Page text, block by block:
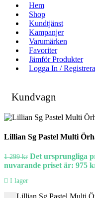
KEDJOR
BERLOCKER
Hem
Shop
Kundtjänst
Kampanjer
Varumärken
Favoriter
Jämför Produkter
Logga In / Registrera
Kundvagn
Lillian Sg Pastel Multi
1 299kr Det ursprungliga
nuvarande priset är: 975
I lager